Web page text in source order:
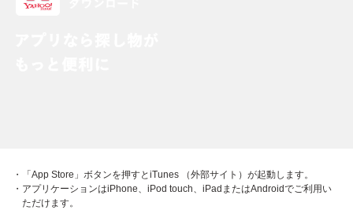
・「App Store」ボタンを押すとiTunes （外部サイト）が起動します。
・アプリケーションはiPhone、iPod touch、iPadまたはAndroidでご利用い
ただけます。